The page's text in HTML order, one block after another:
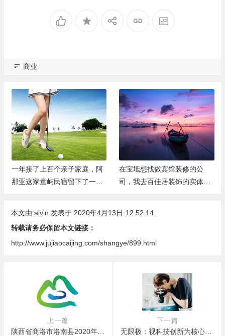
商业
在宝坻想找做宾馆装修的公
司，我去百佳居装饰的实体店
了解了一下
邻居推荐的宝坻几家能做商铺
装修的公司，记录一下
本文由 alvin 发表于 2020年4月13日 12:52:14
转载请务必保留本文链接：
http://www.jujiaocaijing.com/shangye/899.html
上一篇
陕西省商洛市洛南县2020年4月10日公布电子商务区域公共品牌
下一篇
无限极：视科技创新为核心驱动力